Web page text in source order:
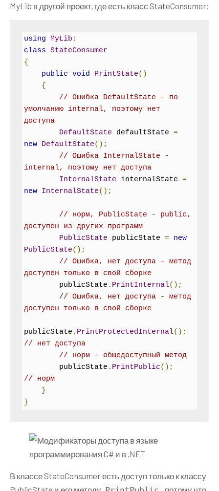
MyLib в другой проект, где есть класс StateConsumer:
using MyLib ;
class StateConsumer
{
public void PrintState()
{
// Ошибка DefaultState - по
умолчанию internal, поэтому нет
доступа
DefaultState defaultState =
new DefaultState();
// Ошибка InternalState -
internal, поэтому нет доступа
InternalState internalState =
new InternalState();
// норм, PublicState - public,
доступен из других программ
PublicState publicState = new
PublicState();
// Ошибка, нет доступа - метод
доступен только в свой сборке
        publicState
. PrintInternal();
// Ошибка, нет доступа - метод
доступен только в свой сборке
publicState . PrintProtectedInternal();
// нет доступа
// норм - общедоступный метод
        publicState
. PrintPublic();
// норм
}
}
В классе StateConsumer есть доступ только к классу